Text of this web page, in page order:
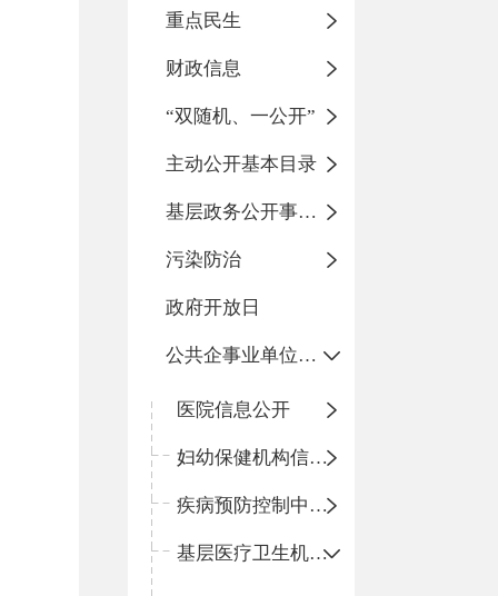
重点民生
财政信息
“双随机、一公开”
主动公开基本目录
基层政务公开事项标准目录
污染防治
政府开放日
公共企事业单位信息公开
医院信息公开
妇幼保健机构信息公开
疾病预防控制中心信息公开
基层医疗卫生机构信息公开